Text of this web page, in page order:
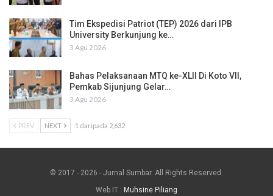
Tim Ekspedisi Patriot (TEP) 2026 dari IPB
University Berkunjung ke…
3 Agu 2026
Bahas Pelaksanaan MTQ ke-XLII Di Koto VII,
Pemkab Sijunjung Gelar…
3 Agu 2026
PREV NEXT 1 daripada 2,632
© 2017 - 2026 - Jurnal Sumbar. All Rights Reserved.
Web IT : Muhsine Piliang